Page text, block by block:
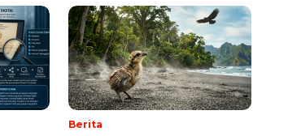
Berita